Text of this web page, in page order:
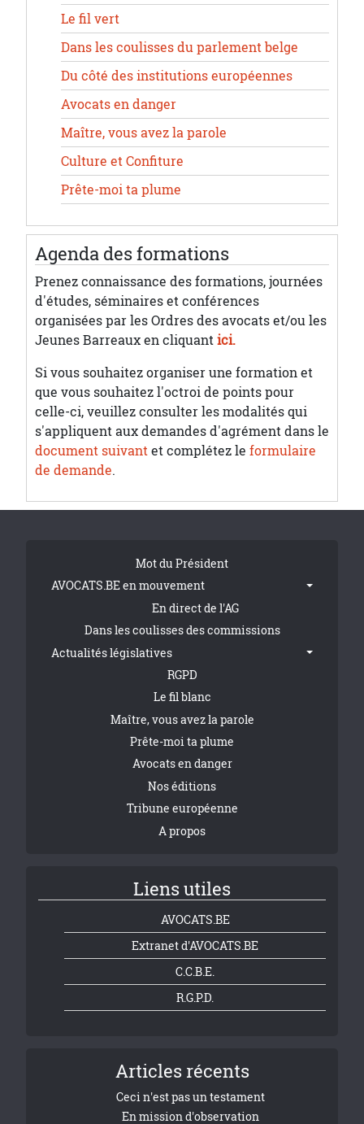
Le fil vert
Dans les coulisses du parlement belge
Du côté des institutions européennes
Avocats en danger
Maître, vous avez la parole
Culture et Confiture
Prête-moi ta plume
Agenda des formations
Prenez connaissance des formations, journées
d'études, séminaires et conférences
organisées par les Ordres des avocats et/ou les
Jeunes Barreaux en cliquantici.
Si vous souhaitez organiser une formation et
que vous souhaitez l'octroi de points pour
celle-ci, veuillez consulter les modalités qui
s'appliquent aux demandes d'agrément dans le
document suivantet complétez le formulaire
de demande.
Tribune FooterMot du Président
AVOCATS.BE en mouvement
En direct de l'AG
Dans les coulisses des commissions
Actualités législatives
RGPD
Le fil blanc
Maître, vous avez la parole
Prête-moi ta plume
Avocats en danger
Nos éditions
Tribune européenne
A propos
Liens utiles
AVOCATS.BE
Extranet d'AVOCATS.BE
C.C.B.E.
R.G.P.D.
Articles récents
Ceci n'est pas un testament
En mission d'observation